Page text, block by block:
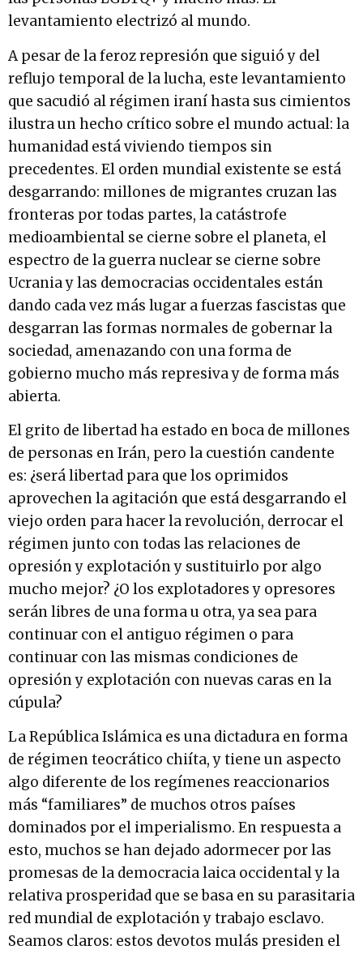
levantamiento electrizó al mundo.
A pesar de la feroz represión que siguió y del
reflujo temporal de la lucha, este levantamiento
que sacudió al régimen iraní hasta sus cimientos
ilustra un hecho crítico sobre el mundo actual: la
humanidad está viviendo tiempos sin
precedentes. El orden mundial existente se está
desgarrando: millones de migrantes cruzan las
fronteras por todas partes, la catástrofe
medioambiental se cierne sobre el planeta, el
espectro de la guerra nuclear se cierne sobre
Ucrania y las democracias occidentales están
dando cada vez más lugar a fuerzas fascistas que
desgarran las formas normales de gobernar la
sociedad, amenazando con una forma de
gobierno mucho más represiva y de forma más
abierta.
El grito de libertad ha estado en boca de millones
de personas en Irán, pero la cuestión candente
es: ¿será libertad para que los oprimidos
aprovechen la agitación que está desgarrando el
viejo orden para hacer la revolución, derrocar el
régimen junto con todas las relaciones de
opresión y explotación y sustituirlo por algo
mucho mejor? ¿O los explotadores y opresores
serán libres de una forma u otra, ya sea para
continuar con el antiguo régimen o para
continuar con las mismas condiciones de
opresión y explotación con nuevas caras en la
cúpula?
La República Islámica es una dictadura en forma
de régimen teocrático chiíta, y tiene un aspecto
algo diferente de los regímenes reaccionarios
más “familiares” de muchos otros países
dominados por el imperialismo. En respuesta a
esto, muchos se han dejado adormecer por las
promesas de la democracia laica occidental y la
relativa prosperidad que se basa en su parasitaria
red mundial de explotación y trabajo esclavo.
Seamos claros: estos devotos mulás presiden el